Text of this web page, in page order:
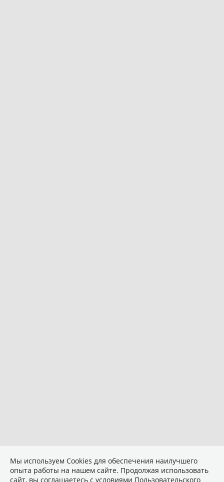
Мы используем Сookies для обеспечения наилучшего
опыта работы на нашем сайте. Продолжая использовать
сайт, вы соглашаетесь с условиями Пользовательского